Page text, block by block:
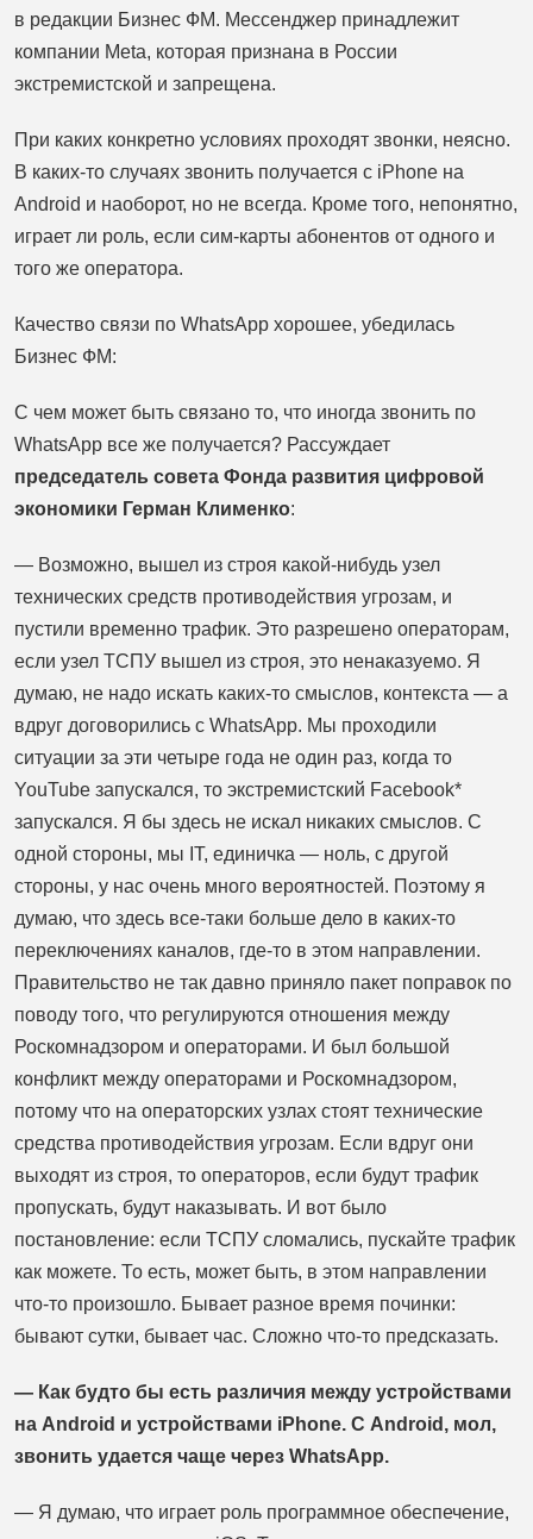
в редакции Бизнес ФМ. Мессенджер принадлежит
компании Meta, которая признана в России
экстремистской и запрещена.
При каких конкретно условиях проходят звонки, неясно.
В каких-то случаях звонить получается с iPhone на
Android и наоборот, но не всегда. Кроме того, непонятно,
играет ли роль, если сим-карты абонентов от одного и
того же оператора.
Качество связи по WhatsApp хорошее, убедилась
Бизнес ФМ:
С чем может быть связано то, что иногда звонить по
WhatsApp все же получается? Рассуждает
председатель совета Фонда развития цифровой
экономики Герман Клименко:
— Возможно, вышел из строя какой-нибудь узел
технических средств противодействия угрозам, и
пустили временно трафик. Это разрешено операторам,
если узел ТСПУ вышел из строя, это ненаказуемо. Я
думаю, не надо искать каких-то смыслов, контекста — а
вдруг договорились с WhatsApp. Мы проходили
ситуации за эти четыре года не один раз, когда то
YouTube запускался, то экстремистский Facebook*
запускался. Я бы здесь не искал никаких смыслов. С
одной стороны, мы IT, единичка — ноль, с другой
стороны, у нас очень много вероятностей. Поэтому я
думаю, что здесь все-таки больше дело в каких-то
переключениях каналов, где-то в этом направлении.
Правительство не так давно приняло пакет поправок по
поводу того, что регулируются отношения между
Роскомнадзором и операторами. И был большой
конфликт между операторами и Роскомнадзором,
потому что на операторских узлах стоят технические
средства противодействия угрозам. Если вдруг они
выходят из строя, то операторов, если будут трафик
пропускать, будут наказывать. И вот было
постановление: если ТСПУ сломались, пускайте трафик
как можете. То есть, может быть, в этом направлении
что-то произошло. Бывает разное время починки:
бывают сутки, бывает час. Сложно что-то предсказать.
— Как будто бы есть различия между устройствами
на Android и устройствами iPhone. С Android, мол,
звонить удается чаще через WhatsApp.
— Я думаю, что играет роль программное обеспечение,